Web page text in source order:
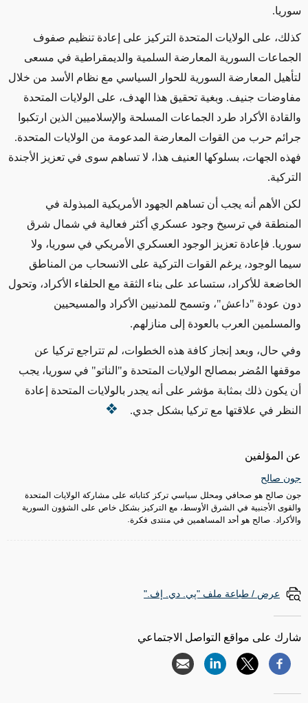
عن المؤلفين
جون صالح
جون صالح هو صحافي ومحلل سياسي تركز كتاباته على مشاركة الولايات المتحدة
والقوى الأجنبية في الشرق الأوسط، مع التركيز بشكل خاص على الشؤون السورية
والأكراد. صالح هو أحد المساهمين في منتدى فكرة.
سوريا.
كذلك، على الولايات المتحدة التركيز على إعادة تنظيم صفوف
الجماعات السورية المعارضة السلمية والديمقراطية في مسعى
لتأهيل المعارضة السورية للحوار السياسي مع نظام الأسد من خلال
مفاوضات جنيف. وبغية تحقيق هذا الهدف، على الولايات المتحدة
والقادة الأكراد طرد الجماعات المسلحة والإسلاميين الذين ارتكبوا
جرائم حرب من القوات المعارضة المدعومة من الولايات المتحدة.
فهذه الجهات، بسلوكها العنيف هذا، لا تساهم سوى في تعزيز الأجندة
التركية.
لكن الأهم أنه يجب أن تساهم الجهود الأمريكية المبذولة في
المنطقة في ترسيخ وجود عسكري أكثر فعالية في شمال شرق
سوريا. فإعادة تعزيز الوجود العسكري الأمريكي في سوريا، ولا
سيما الوجود، يرغم القوات التركية على الانسحاب من المناطق
الخاضعة للأكراد، ستساعد على بناء الثقة مع الحلفاء الأكراد، وتحول
دون عودة "داعش"، وتسمح للمدنيين الأكراد والمسيحيين
والمسلمين العرب بالعودة إلى منازلهم.
وفي حال، وبعد إنجاز كافة هذه الخطوات، لم تتراجع تركيا عن
موقفها المُضر بمصالح الولايات المتحدة و"الناتو" في سوريا، يجب
أن يكون ذلك بمثابة مؤشر على أنه يجدر بالولايات المتحدة إعادة
النظر في علاقتها مع تركيا بشكل جدي.
عرض / طباعة ملف "پي. دي. إف."
شارك على مواقع التواصل الاجتماعي